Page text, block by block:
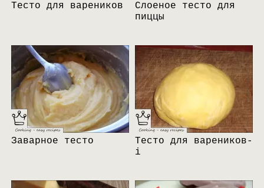
Тесто для вареников
Слоеное тесто для
пиццы
Заварное тесто
Тесто для вареников-
i